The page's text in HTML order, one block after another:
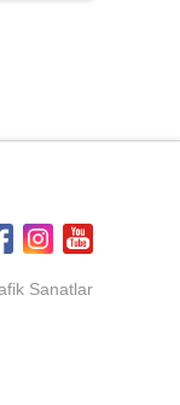
Sanatlar